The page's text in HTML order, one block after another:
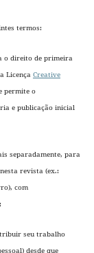
termos:
o direito de primeira
Licença Creative
permite o
e publicação inicial
separadamente, para
revista (ex.:
com
seu trabalho
desde que